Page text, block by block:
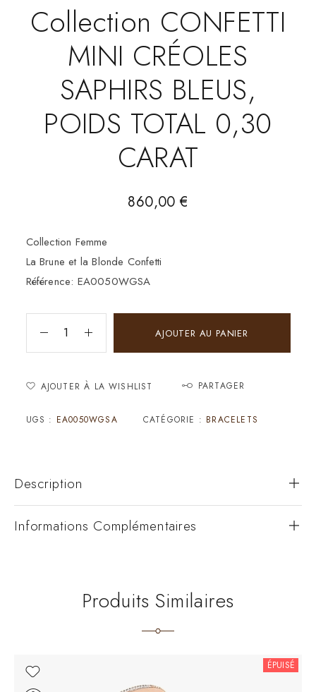
Collection CONFETTI
MINI CRÉOLES
SAPHIRS BLEUS,
POIDS TOTAL 0,30
CARAT
860,00€
Collection Femme
La Brune et la Blonde Confetti
Référence: EA0050WGSA
AJOUTER AU PANIER
AJOUTER À LA WISHLIST PARTAGER
UGS : EA0050WGSA CATÉGORIE : BRACELETS
Description
Informations Complémentaires
Produits Similaires
ÉPUISÉ